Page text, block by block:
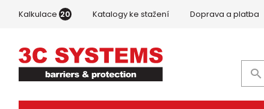
Kalkulace 20 Katalogy ke stažení Doprava a platba